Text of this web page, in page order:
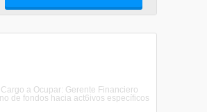
a Ocupar: Gerente Financiero
de fondos hacia act6ivos específicos